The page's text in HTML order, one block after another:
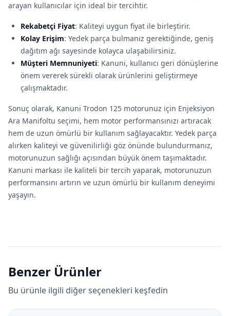
arayan kullanıcılar için ideal bir tercihtir.
Rekabetçi Fiyat: Kaliteyi uygun fiyat ile birleştirir.
Kolay Erişim: Yedek parça bulmanız gerektiğinde, geniş
dağıtım ağı sayesinde kolayca ulaşabilirsiniz.
Müşteri Memnuniyeti: Kanuni, kullanıcı geri dönüşlerine
önem vererek sürekli olarak ürünlerini geliştirmeye
çalışmaktadır.
Sonuç olarak, Kanuni Trodon 125 motorunuz için Enjeksiyon
Ara Manifoltu seçimi, hem motor performansınızı artıracak
hem de uzun ömürlü bir kullanım sağlayacaktır. Yedek parça
alırken kaliteyi ve güvenilirliği göz önünde bulundurmanız,
motorunuzun sağlığı açısından büyük önem taşımaktadır.
Kanuni markası ile kaliteli bir tercih yaparak, motorunuzun
performansını artırın ve uzun ömürlü bir kullanım deneyimi
yaşayın.
Benzer Ürünler
Bu ürünle ilgili diğer seçenekleri keşfedin